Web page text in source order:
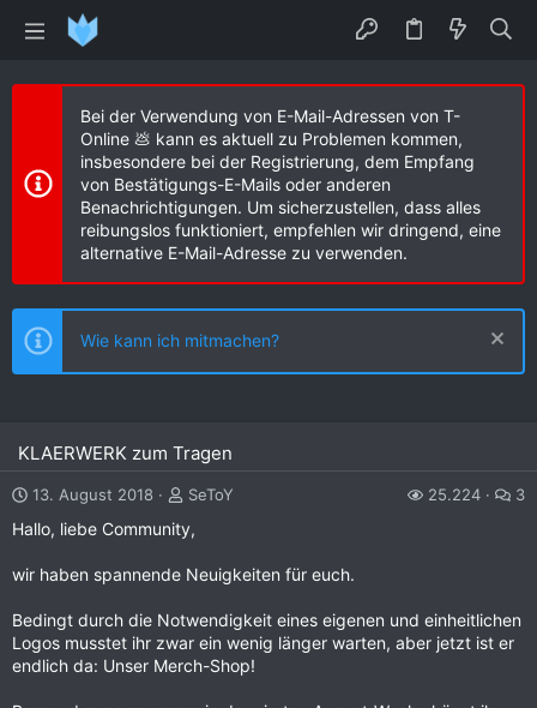
Bei der Verwendung von E-Mail-Adressen von T-
Online 💩 kann es aktuell zu Problemen kommen,
insbesondere bei der Registrierung, dem Empfang
von Bestätigungs-E-Mails oder anderen
Benachrichtigungen. Um sicherzustellen, dass alles
reibungslos funktioniert, empfehlen wir dringend, eine
alternative E-Mail-Adresse zu verwenden.
Wie kann ich mitmachen?
KLAERWERK zum Tragen
13. August 2018 SeToY 25.224 3
Hallo, liebe Community,
wir haben spannende Neuigkeiten für euch.
Bedingt durch die Notwendigkeit eines eigenen und einheitlichen
Logos musstet ihr zwar ein wenig länger warten, aber jetzt ist er
endlich da: Unser Merch-Shop!